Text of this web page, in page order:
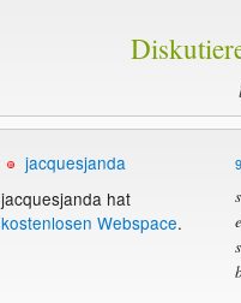
jacquesjanda
jacquesjanda hat
kostenlosen Webspace.